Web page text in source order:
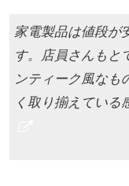
家電製品は値段が
す。店員さんもと
ンティーク風なも
く取り揃えている